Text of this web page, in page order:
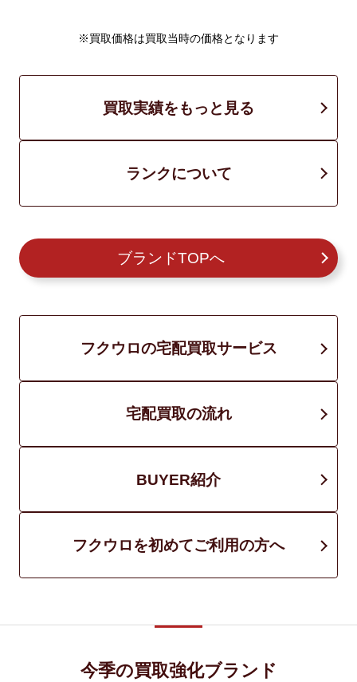
※買取価格は買取当時の価格となります
買取実績をもっと見る
ランクについて
ブランドTOPへ
フクウロの宅配買取サービス
宅配買取の流れ
BUYER紹介
フクウロを初めてご利用の方へ
今季の買取強化ブランド